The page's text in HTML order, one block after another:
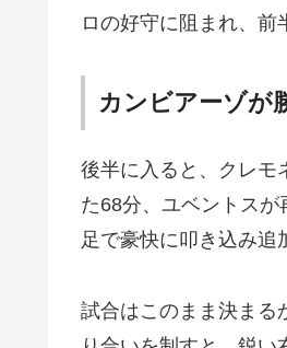
ロの好守に阻まれ、前
カンビアーゾが
後半に入ると、クレモ
た68分、ユベントス
足で豪快に叩き込み追
試合はこのまま決まる